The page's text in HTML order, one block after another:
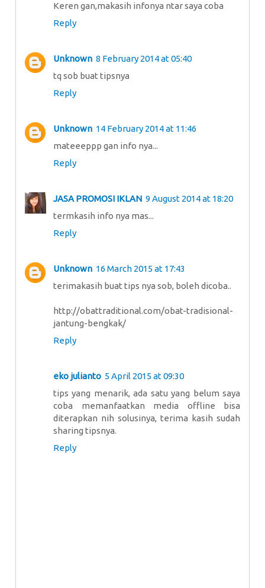
Keren gan,makasih infonya ntar saya coba
Reply
Unknown 8 February 2014 at 05:40
tq sob buat tipsnya
Reply
Unknown 14 February 2014 at 11:46
mateeeppp gan info nya...
Reply
JASA PROMOSI IKLAN 9 August 2014 at 18:20
termkasih info nya mas...
Reply
Unknown 16 March 2015 at 17:43
terimakasih buat tips nya sob, boleh dicoba..
http://obattraditional.com/obat-tradisional-
jantung-bengkak/
Reply
eko julianto 5 April 2015 at 09:30
tips yang menarik, ada satu yang belum saya
coba memanfaatkan media offline bisa
diterapkan nih solusinya, terima kasih sudah
sharing tipsnya.
Reply